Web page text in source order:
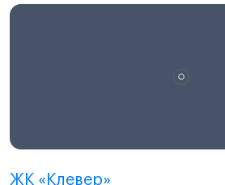
ЖК «Клевер»